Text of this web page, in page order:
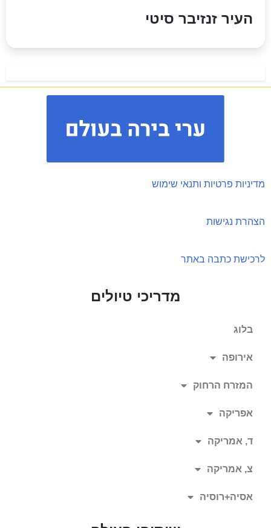
העיר זנזיבר סיטי
מדיניות פרטיות ותנאי שימוש
הצהרת נגישות
לרכישת כתבה באתר
מדריכי טיולים
בלוג
אירופה
המזרח הרחוק
אפריקה
ד, אמריקה
צ, אמריקה
אסיה+רוסיה